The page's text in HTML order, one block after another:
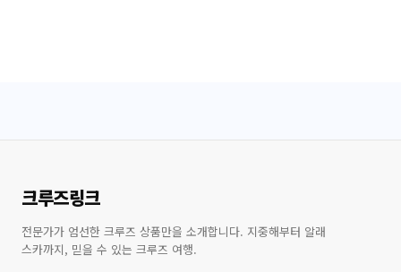
크루즈링크
전문가가 엄선한 크루즈 상품만을 소개합니다. 지중해부터 알래
스카까지, 믿을 수 있는 크루즈 여행.